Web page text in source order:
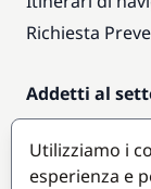
Richiesta
Addetti al
Accesso
Diventare
Utilizziamo i
esperienza e